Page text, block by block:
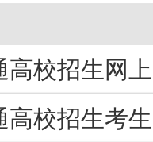
高校招生网上
高校招生考生